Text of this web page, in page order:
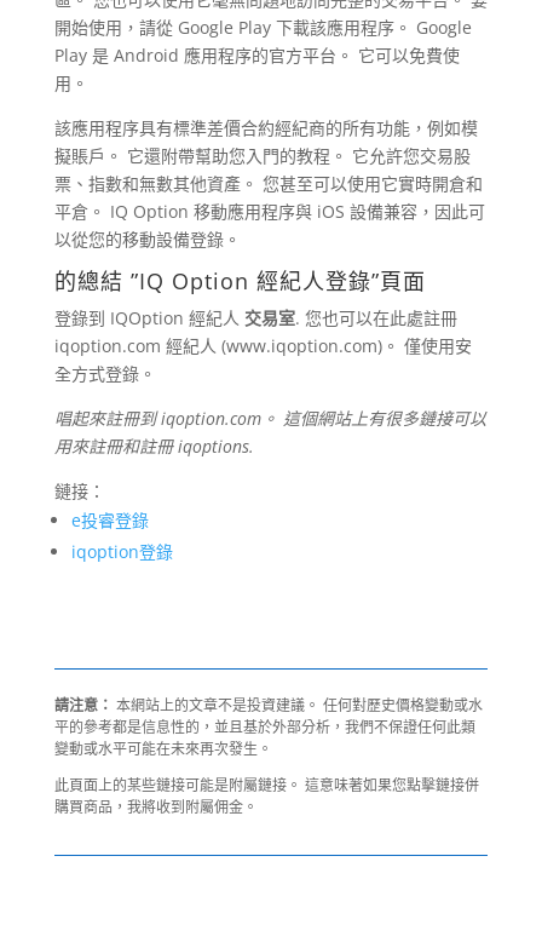
開始使用，請從 Google Play 下載該應用程序。 Google
Play 是 Android 應用程序的官方平台。 它可以免費使
用。
該應用程序具有標準差價合約經紀商的所有功能，例如模
擬賬戶。 它還附帶幫助您入門的教程。 它允許您交易股
票、指數和無數其他資產。 您甚至可以使用它實時開倉和
平倉。 IQ Option 移動應用程序與 iOS 設備兼容，因此可
以從您的移動設備登錄。
的總結 ”IQ Option 經紀人登錄”頁面
登錄到 IQOption 經紀人 交易室. 您也可以在此處註冊
iqoption.com 經紀人 (www.iqoption.com)。 僅使用安
全方式登錄。
唱起來註冊到 iqoption.com。 這個網站上有很多鏈接可以
用來註冊和註冊iqoptions.
鏈接：
e投睿登錄
iqoption登錄
請注意： 本網站上的文章不是投資建議。 任何對歷史價格變動或水
平的參考都是信息性的，並且基於外部分析，我們不保證任何此類
變動或水平可能在未來再次發生。
此頁面上的某些鏈接可能是附屬鏈接。 這意味著如果您點擊鏈接併
購買商品，我將收到附屬佣金。